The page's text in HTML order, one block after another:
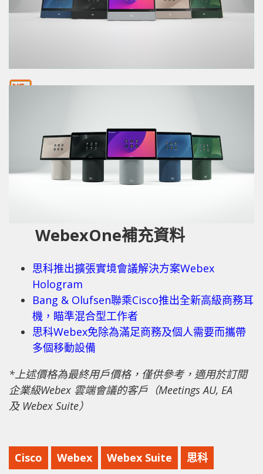
WebexOne補充資料
思科推出擴張實境會議解決方案Webex
Hologram
Bang & Olufsen聯乘Cisco推出全新高級商務耳
機，瞄準混合型工作者
思科Webex免除為滿足商務及個人需要而攜帶
多個移動設備
* 上述價格為最終用戶價格，僅供參考，適用於訂閱
企業級Webex 雲端會議的客戶（Meetings AU, EA
及Webex Suite）
Cisco Webex Webex Suite 思科